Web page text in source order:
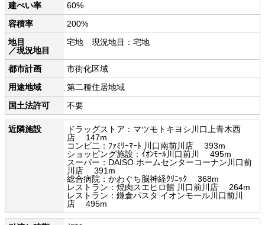
建ぺい率
60%
容積率
200%
地目
／現況地目
宅地 現況地目：宅地
都市計画
市街化区域
用途地域
第二種住居地域
国土法許可
不要
近隣施設
ドラッグストア：マツモトキヨシ川口上青木西
店 147m
コンビ二：ﾌｧﾐﾘｰﾏｰﾄ 川口南前川店 393m
ショッピング施設：ｲｵﾝﾓｰﾙ川口前川 495m
スーパー：DAISO ホームセンターコーナン川口前
川店 391m
総合病院：かわぐち脳神経ｸﾘﾆｯｸ 368m
レストラン：焼肉スエヒロ館 川口前川店 264m
レストラン：鎌倉パスタ イオンモール川口前川
店 495m